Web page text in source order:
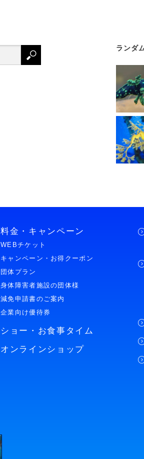
ランダ
料金・キャンペーン
WEBチケット
キャンペーン・お得クーポン
団体プラン
身体障害者施設の団体様
減免申請書のご案内
企業向け優待券
ショー・お食事タイム
オンラインショップ